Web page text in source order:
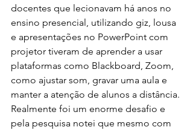
docentes que lecionavam há anos no
ensino presencial, utilizando giz, lousa
e apresentações no PowerPoint com
projetor tiveram de aprender a usar
plataformas como Blackboard, Zoom,
como ajustar som, gravar uma aula e
manter a atenção de alunos a distância.
Realmente foi um enorme desafio e
pela pesquisa notei que mesmo com